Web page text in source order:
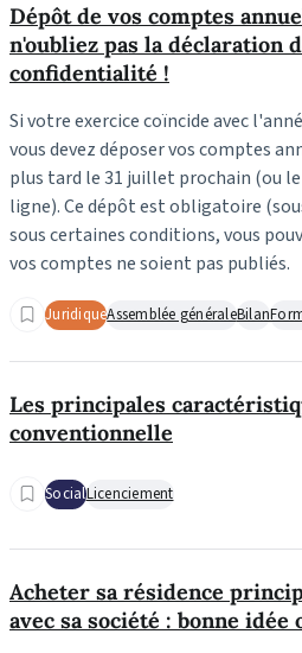
Dépôt de vos comptes
n'oubliez pas la déclaration
confidentialité !
Si votre exercice coïncide avec
vous devez déposer vos comptes
plus tard le 31 juillet prochain (ou
ligne). Ce dépôt est obligatoire
sous certaines conditions, vous
vos comptes ne soient pas publiés.
JuridiqueAssemblée généraleBilan
Les principales
conventionnelle
SocialLicenciement
Acheter sa résidence
avec sa société : bonne idée